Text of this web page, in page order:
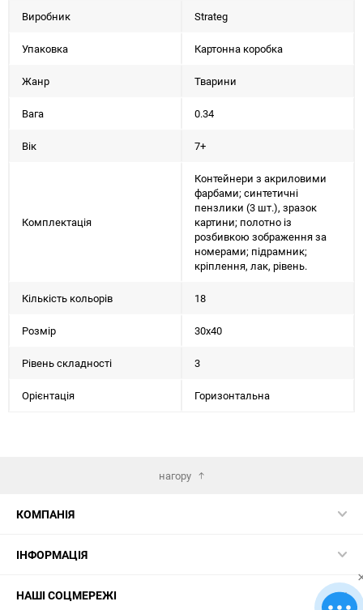
Виробник
Strateg
Упаковка Картонна коробка
Жанр Тварини
Вага 0.34
Вік 7+
Комплектація
Контейнери з акриловими
фарбами; синтетичні
пензлики (3 шт.), зразок
картини; полотно із
розбивкою зображення за
номерами; підрамник;
кріплення, лак, рівень.
Кількість кольорів 18
Розмір 30х40
Рівень складності 3
Орієнтація Горизонтальна
нагору
КОМПАНІЯ
ІНФОРМАЦІЯ
НАШІ СОЦМЕРЕЖІ